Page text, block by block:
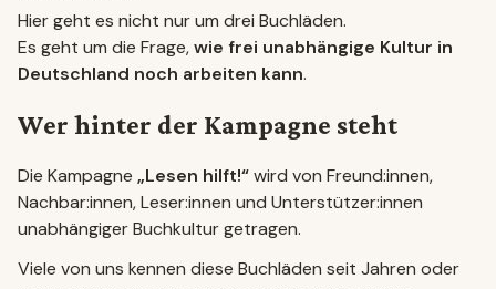
Hier geht es nicht nur um drei Buchläden.
Es geht um die Frage,wie frei unabhängige Kultur in
Deutschland noch arbeiten kann.
Wer hinter der Kampagne steht
Die Kampagne „Lesen hilft!“wird von Freund:innen,
Nachbar:innen, Leser:innen und Unterstützer:innen
unabhängiger Buchkultur getragen.
Viele von uns kennen diese Buchläden seit Jahren oder